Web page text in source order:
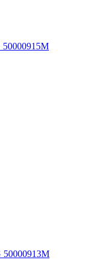
50000915M
50000913M